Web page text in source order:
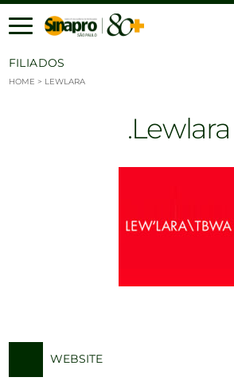
Ir para o conteúdo
FILIADOS
HOME > LEWLARA
Lewlara
WEBSITE